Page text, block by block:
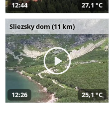
12:44 27,1 °C
Sliezsky dom (11 km)
12:26 25,1 °C